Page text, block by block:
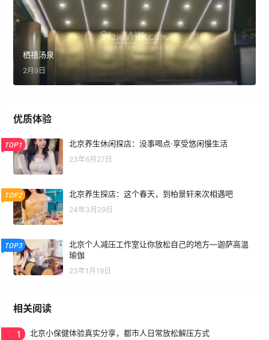
栖禧汤泉
2月9日
优质体验
TOP1 北京养生休闲探店：没事喝点·享受悠闲慢生活
23年6月27日
TOP2 北京养生探店：这个春天，到柏景轩来次相遇吧
24年3月29日
TOP3
北京个人减压工作室让你放松自己的地方—迦萨高温
瑜伽
23年1月19日
相关阅读
1 北京小保健体验真实分享，都市人日常放松解压方式